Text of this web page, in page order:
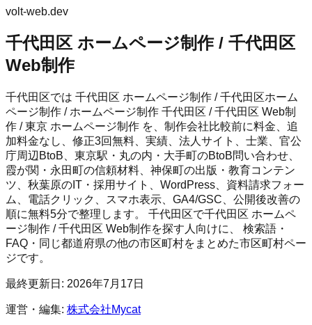
volt-web.dev
千代田区 ホームページ制作 / 千代田区
Web制作
千代田区では 千代田区 ホームページ制作 / 千代田区ホーム
ページ制作 / ホームページ制作 千代田区 / 千代田区 Web制
作 / 東京 ホームページ制作 を、制作会社比較前に料金、追
加料金なし、修正3回無料、実績、法人サイト、士業、官公
庁周辺BtoB、東京駅・丸の内・大手町のBtoB問い合わせ、
霞が関・永田町の信頼材料、神保町の出版・教育コンテン
ツ、秋葉原のIT・採用サイト、WordPress、資料請求フォー
ム、電話クリック、スマホ表示、GA4/GSC、公開後改善の
順に無料5分で整理します。 千代田区で千代田区 ホームペ
ージ制作 / 千代田区 Web制作を探す人向けに、 検索語・
FAQ・同じ都道府県の他の市区町村をまとめた市区町村ペー
ジです。
最終更新日: 2026年7月17日
運営・編集: 株式会社Mycat